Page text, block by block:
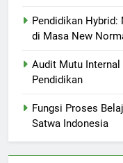
Pendidikan Hybrid:
di Masa New
Audit Mutu
Pendidikan
Fungsi Proses
Satwa Indonesia